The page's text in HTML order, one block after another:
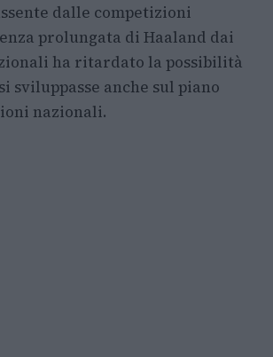
dalle competizioni
prolungata di Haaland dai
ha ritardato la possibilità
sviluppasse anche sul piano
nazionali.